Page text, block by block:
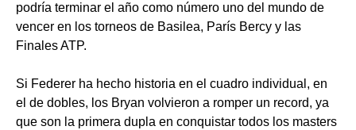
podría terminar el año como número uno del mundo de
vencer en los torneos de Basilea, París Bercy y las
Finales ATP.
Si Federer ha hecho historia en el cuadro individual, en
el de dobles, los Bryan volvieron a romper un record, ya
que son la primera dupla en conquistar todos los masters